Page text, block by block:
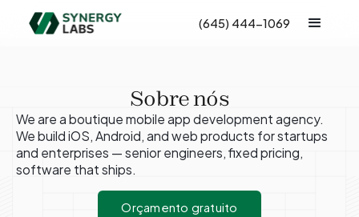
(645) 444-1069
Sobre nós
We are a boutique mobile app development agency.
We build iOS, Android, and web products for startups
and enterprises — senior engineers, fixed pricing,
software that ships.
Orçamento gratuito